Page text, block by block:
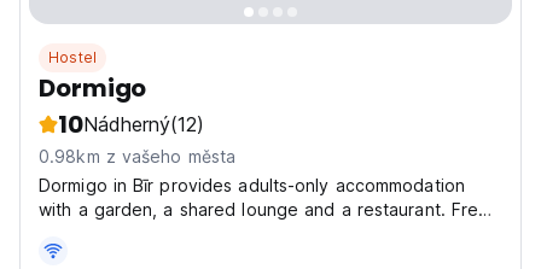
Hostel
Dormigo
10Nádherný(12)
0.98km z vašeho města
Dormigo in Bīr provides adults-only accommodation
with a garden, a shared lounge and a restaurant. Free
bike hire for guests who want to explore the